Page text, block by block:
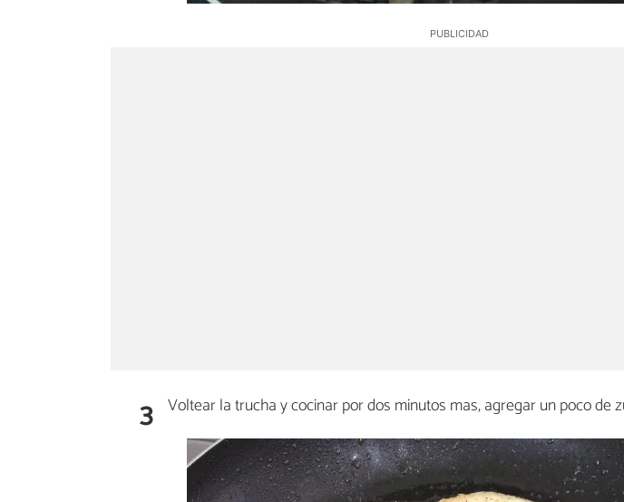
3 Voltear la trucha y cocinar por dos minutos mas, agregar un poco de